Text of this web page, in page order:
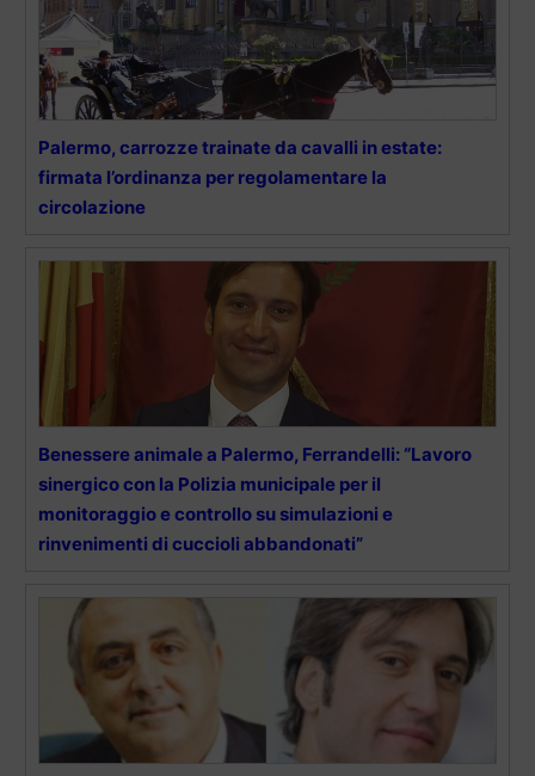
Palermo, carrozze trainate da cavalli in estate:
firmata l’ordinanza per regolamentare la
circolazione
Benessere animale a Palermo, Ferrandelli: “Lavoro
sinergico con la Polizia municipale per il
monitoraggio e controllo su simulazioni e
rinvenimenti di cuccioli abbandonati”